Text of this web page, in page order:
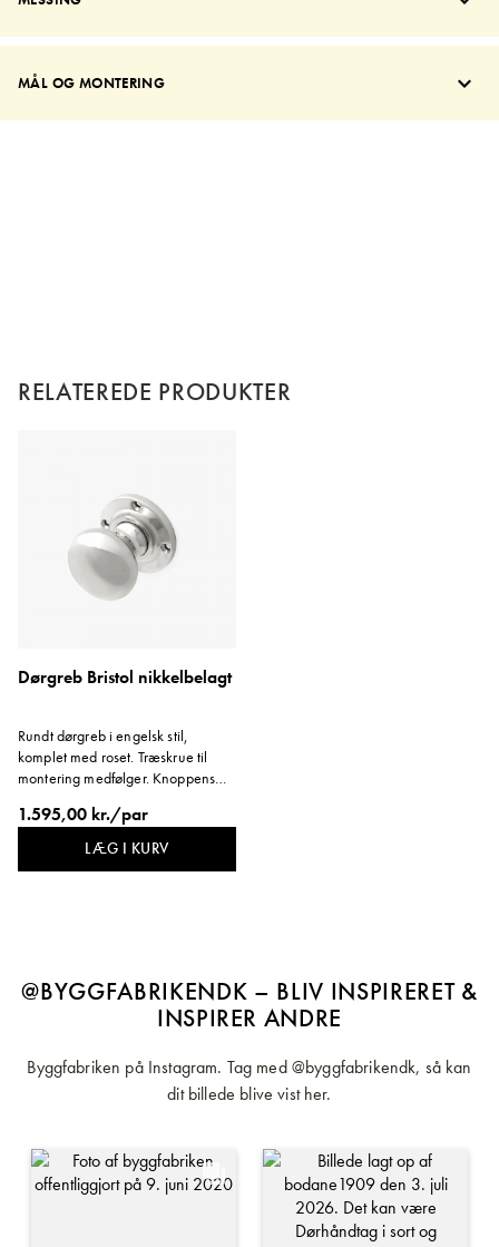
MÅL OG MONTERING
RELATEREDE PRODUKTER
Dørgreb Bristol nikkelbelagt
Rundt dørgreb i engelsk stil,
komplet med roset. Træskrue til
montering medfølger. Knoppens
diameter er 57 mm. Håndtaget
rækker ca. 60 mm ud fra døren.
1.595,00 kr./par
LÆG I KURV
@BYGGFABRIKENDK – BLIV INSPIRERET &
INSPIRER ANDRE
Byggfabriken på Instagram. Tag med @byggfabrikendk, så kan
dit billede blive vist her.